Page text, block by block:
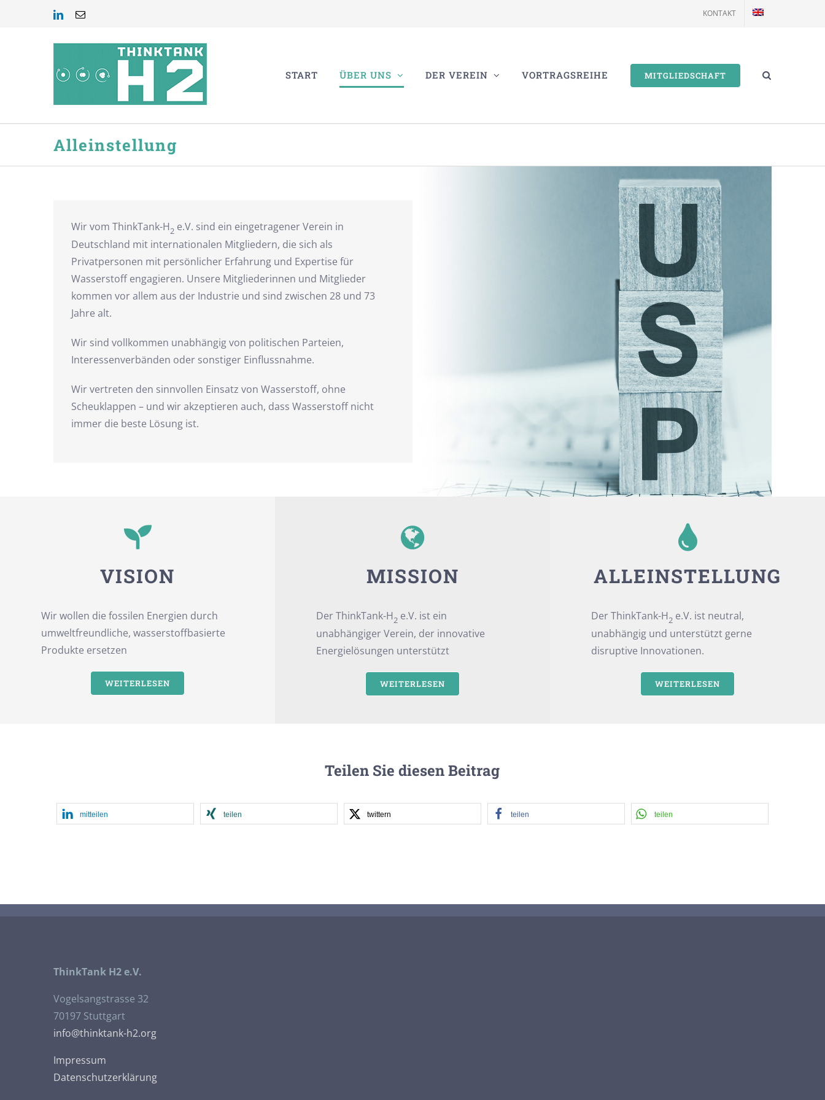
LinkedIn
E-
KONTAKT
START ÜBER UNS DER VEREIN VORTRAGSREIHE MITGLIEDSCHAFT
Alleinstellung
Wir vom ThinkTank-H2 e.V. sind ein eingetragener Verein in
Deutschland mit internationalen Mitgliedern, die sich als
Privatpersonen mit persönlicher Erfahrung und Expertise für
Wasserstoff engagieren. Unsere Mitgliederinnen und Mitglieder
kommen vor allem aus der Industrie und sind zwischen 28 und 73
Jahre alt.
Wir sind vollkommen unabhängig von politischen Parteien,
Interessenverbänden oder sonstiger Einflussnahme.
Wir vertreten den sinnvollen Einsatz von Wasserstoff, ohne
Scheuklappen – und wir akzeptieren auch, dass Wasserstoff nicht
immer die beste Lösung ist.
VISION
Wir wollen die fossilen Energien durch
umweltfreundliche, wasserstoffbasierte
Produkte ersetzen
WEITERLESEN
MISSION
Der ThinkTank-H2 e.V. ist ein
unabhängiger Verein, der innovative
Energielösungen unterstützt
WEITERLESEN
ALLEINSTELLUNG
Der ThinkTank-H2 e.V. ist neutral,
unabhängig und unterstützt gerne
disruptive Innovationen.
WEITERLESEN
Teilen Sie diesen Beitrag
mitteilen teilen twittern teilen teilen
ThinkTank H2 e.V.
Vogelsangstrasse 32
70197 Stuttgart
info@thinktank-h2.org
Impressum
Datenschutzerklärung